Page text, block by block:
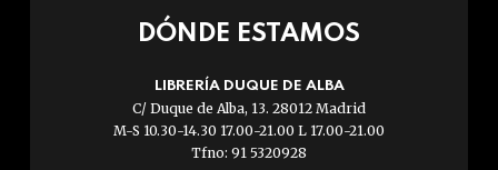
DÓNDE ESTAMOS
LIBRERÍA DUQUE DE ALBA
C/ Duque de Alba, 13. 28012 Madrid
M-S 10.30-14.30 17.00-21.00 L 17.00-21.00
Tfno: 91 5320928